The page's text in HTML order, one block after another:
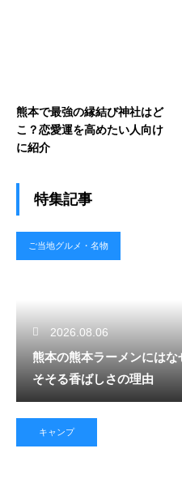
熊本で最強の縁結び神社はど
こ？恋愛運を高めたい人向け
に紹介
特集記事
ご当地グルメ・名物
2026.08.06
熊本の熊本ラーメンには
そそる香ばしさの理由
キャンプ